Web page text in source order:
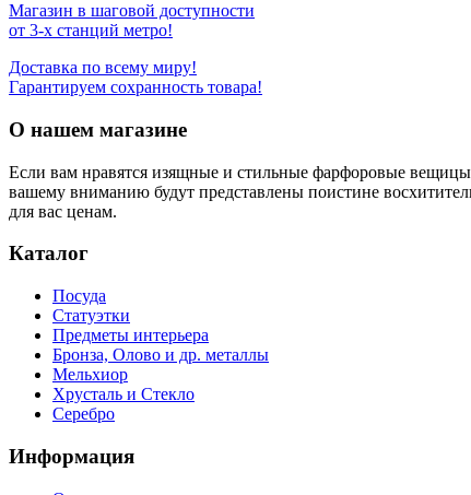
Магазин в шаговой доступности
от 3-х станций метро!
Доставка по всему миру!
Гарантируем сохранность товара!
О нашем магазине
Если вам нравятся изящные и стильные фарфоровые
вашему вниманию будут представлены поистине
для вас ценам.
Каталог
Посуда
Статуэтки
Предметы интерьера
Бронза, Олово и др. металлы
Мельхиор
Хрусталь и Стекло
Серебро
Информация